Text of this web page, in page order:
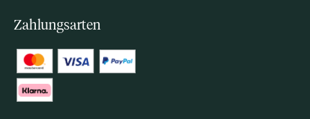
Zahlungsarten